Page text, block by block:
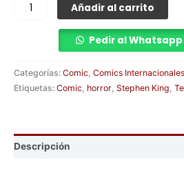
Añadir al carrito
Pedir al Whatsapp
Categorías: Comic, Comics Internacionales
Etiquetas: Comic, horror, Stephen King,
Descripción